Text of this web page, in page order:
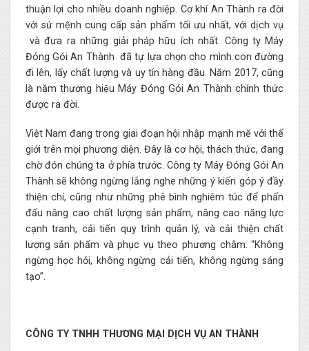
thuận lợi cho nhiều doanh nghiệp. Cơ khí An Thành ra đời
với sứ mệnh cung cấp sản phẩm tối ưu nhất, với dịch vụ
và đưa ra những giải pháp hữu ích nhất. Công ty Máy
Đóng Gói An Thành đã tự lựa chọn cho mình con đường
đi lên, lấy chất lượng và uy tín hàng đầu. Năm 2017, cũng
là năm thương hiệu Máy Đóng Gói An Thành chính thức
được ra đời.
Việt Nam đang trong giai đoạn hội nhập mạnh mẽ với thế
giới trên mọi phương diện. Đây là cơ hội, thách thức, đang
chờ đón chúng ta ở phía trước. Công ty Máy Đóng Gói An
Thành sẽ không ngừng lắng nghe những ý kiến góp ý đầy
thiện chí, cũng như những phê bình nghiêm túc để phấn
đấu nâng cao chất lượng sản phẩm, nâng cao năng lực
cạnh tranh, cải tiến quy trình quản lý, và cải thiện chất
lượng sản phẩm và phục vụ theo phương châm: “Không
ngừng học hỏi, không ngừng cải tiến, không ngừng sáng
tạo”.
CÔNG TY TNHH THƯƠNG MẠI DỊCH VỤ AN THÀNH